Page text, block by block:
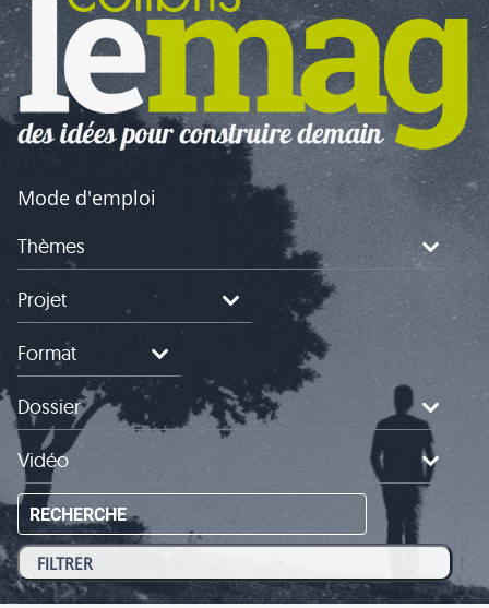
Mode d'emploi
Thèmes
Projet
Format
Dossier
Vidéo
RECHERCHE